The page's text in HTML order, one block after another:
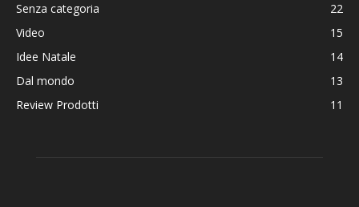
Senza categoria
22
Video
15
Idee Natale
14
Dal mondo
13
Review Prodotti
11